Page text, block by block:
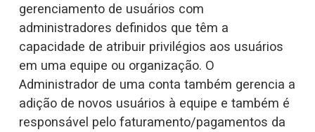
gerenciamento de usuários com
administradores definidos que têm a
capacidade de atribuir privilégios aos usuários
em uma equipe ou organização. O
Administrador de uma conta também gerencia a
adição de novos usuários à equipe e também é
responsável pelo faturamento/pagamentos da